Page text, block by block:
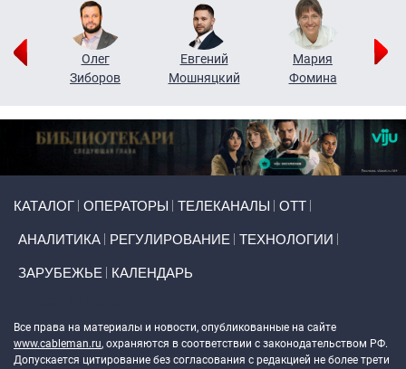
Олег
Зиборов
Евгений
Мошняцкий
Мария
Фомина
КАТАЛОГ ОПЕРАТОРЫ ТЕЛЕКАНАЛЫ ОТТ
АНАЛИТИКА РЕГУЛИРОВАНИЕ ТЕХНОЛОГИИ
ЗАРУБЕЖЬЕ КАЛЕНДАРЬ
Все права на материалы и новости, опубликованные на сайте
www.cableman.ru, охраняются в соответствии с законодательством РФ.
Допускается цитирование без согласования с редакцией не более трети